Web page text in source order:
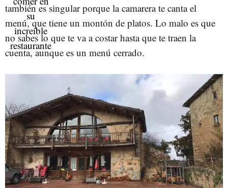
también es singular porque la camarera te canta el
menú, que tiene un montón de platos. Lo malo es que
no sabes lo que te va a costar hasta que te traen la
cuenta, aunque es un menú cerrado.